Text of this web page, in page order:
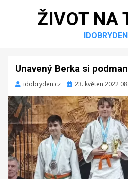
ŽIVOT NA
Unavený Berka si
idobryden.cz
Zveřejněno
23. květen 2022